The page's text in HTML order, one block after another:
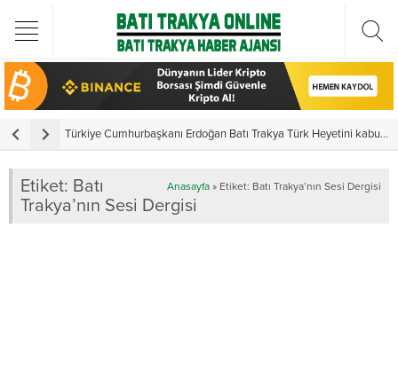
Türkiye Cumhurbaşkanı Erdoğan Batı Trakya Türk Heyetini kabul etti
Anasayfa » Etiket: Batı Trakya’nın Sesi Dergisi
Etiket: Batı
Trakya’nın Sesi Dergisi